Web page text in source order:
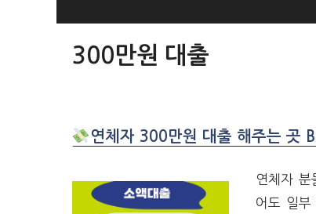
300만원 대출
연체자 300만원 대출 해주는 곳
연체자
어도 일부